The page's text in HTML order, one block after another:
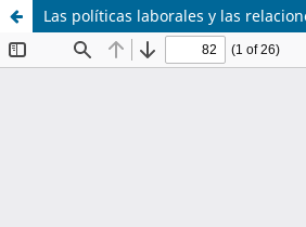
Las políticas laborales y las